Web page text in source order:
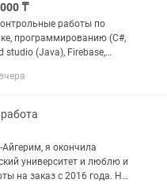
₸
работы по
программированию (C#,
studio (Java), Firebase,
(pyppeteer,
Айгерим, я окончила
университет и люблю и
на заказ с 2016 года. Ни